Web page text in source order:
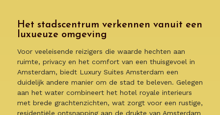
Het stadscentrum verkennen vanuit een
luxueuze omgeving
Voor veeleisende reizigers die waarde hechten aan
ruimte, privacy en het comfort van een thuisgevoel in
Amsterdam, biedt Luxury Suites Amsterdam een
duidelijk andere manier om de stad te beleven. Gelegen
aan het water combineert het hotel royale interieurs
met brede grachtenzichten, wat zorgt voor een rustige,
residentiële ontsnapping aan de drukte van Amsterdam